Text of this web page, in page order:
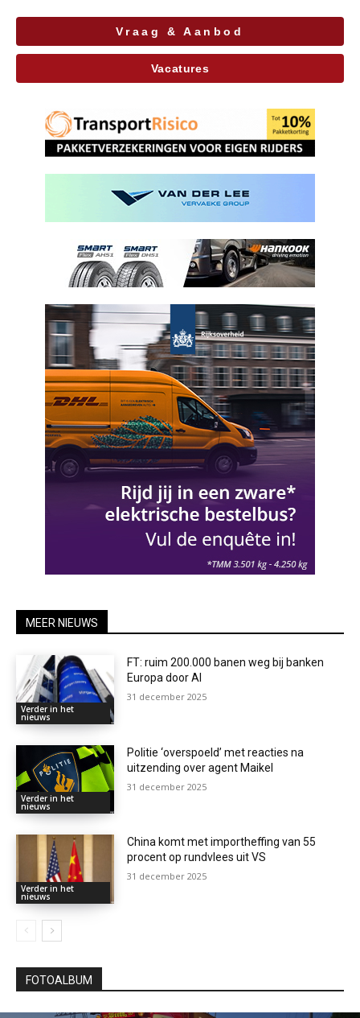
Vraag & Aanbod
Vacatures
MEER NIEUWS
Verder in het
nieuws
FT: ruim 200.000 banen weg bij banken
Europa door AI
31 december 2025
Verder in het
nieuws
Politie ‘overspoeld’ met reacties na
uitzending over agent Maikel
31 december 2025
Verder in het
nieuws
China komt met importheffing van 55
procent op rundvlees uit VS
31 december 2025
FOTOALBUM